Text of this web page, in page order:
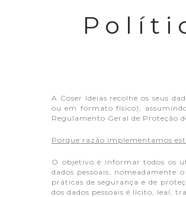
A Coser Ideias recolhe os seus
ou em formato físico),
Regulamento Geral de Proteção
Porque razão implementamos
O objetivo é informar todos os
dados pessoais, nomeadamente
práticas de segurança e de
dos dados pessoais é lícito, leal,